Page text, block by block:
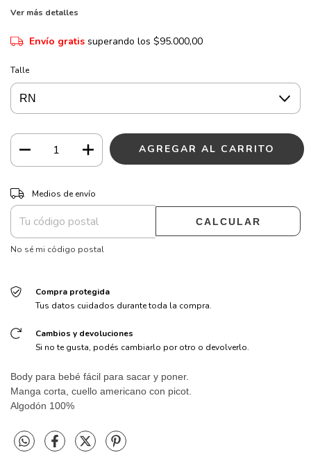
Ver más detalles
Envío gratis superando los $95.000,00
Talle
Entregas para el CP:
Medios de envío
CALCULAR
No sé mi código postal
Compra protegida
Tus datos cuidados durante toda la compra.
Cambios y devoluciones
Si no te gusta, podés cambiarlo por otro o devolverlo.
Body para bebé fácil para sacar y poner.
Manga corta, cuello americano con picot.
Algodón 100%